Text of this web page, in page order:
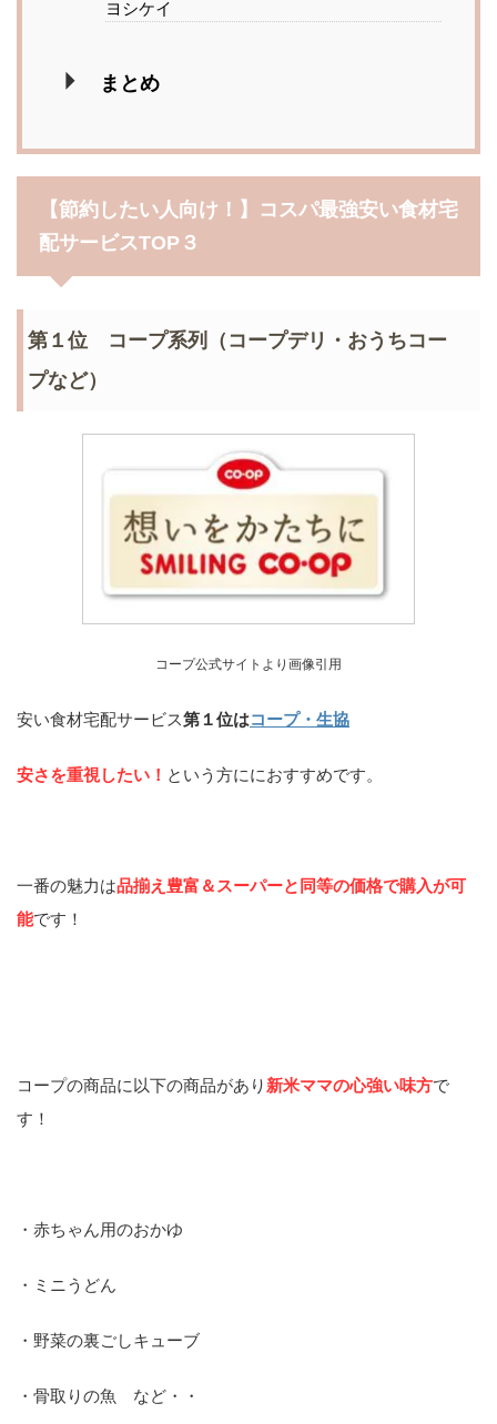
ヨシケイ
まとめ
【節約したい人向け！】コスパ最強安い食材宅
配サービスTOP３
第１位 コープ系列（コープデリ・おうちコー
プなど）
コープ公式サイトより画像引用
安い食材宅配サービス第１位はコープ・生協
安さを重視したい！ という方ににおすすめです。
一番の魅力は品揃え豊富＆スーパーと同等の価格で購入が可
能です！
コープの商品に以下の商品があり 新米ママの心強い味方で
す！
・赤ちゃん用のおかゆ
・ミニうどん
・野菜の裏ごしキューブ
・骨取りの魚 など・・